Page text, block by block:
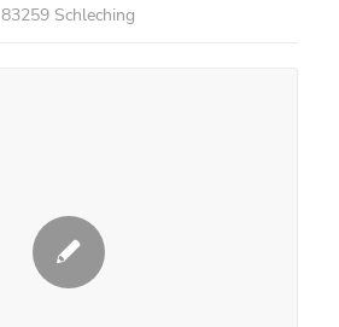
83259 Schleching